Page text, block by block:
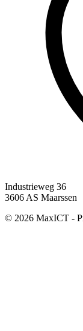
Industrieweg 36
3606 AS Maarssen
© 2026 MaxICT -